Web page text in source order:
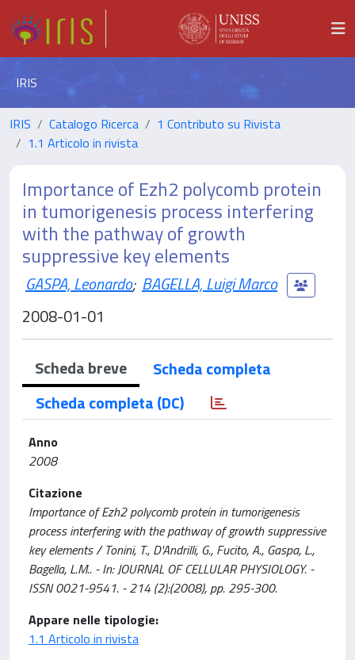
IRIS
IRIS Catalogo Ricerca
1 Contributo su Rivista
1.1 Articolo in rivista
Importance of Ezh2 polycomb protein
in tumorigenesis process interfering
with the pathway of growth
suppressive key elements
GASPA, Leonardo; BAGELLA, Luigi Marco
2008-01-01
Scheda breve
Scheda completa
Scheda completa (DC)
Anno
2008
Citazione
Importance of Ezh2 polycomb protein in tumorigenesis
process interfering with the pathway of growth suppressive
key elements / Tonini, T., D'Andrilli, G., Fucito, A., Gaspa, L.,
Bagella, L.M.. - In: JOURNAL OF CELLULAR PHYSIOLOGY. -
ISSN 0021-9541. - 214 (2):(2008), pp. 295-300.
Appare nelle tipologie:
1.1 Articolo in rivista